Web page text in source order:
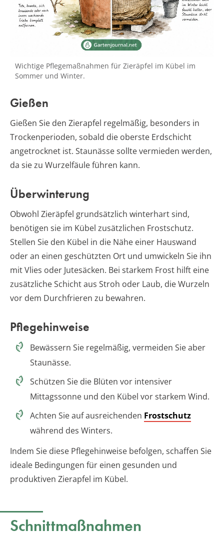
Wichtige Pflegemaßnahmen für Zieräpfel im Kübel im
Sommer und Winter.
Gießen
Gießen Sie den Zierapfel regelmäßig, besonders in
Trockenperioden, sobald die oberste Erdschicht
angetrocknet ist. Staunässe sollte vermieden werden,
da sie zu Wurzelfäule führen kann.
Überwinterung
Obwohl Zieräpfel grundsätzlich winterhart sind,
benötigen sie im Kübel zusätzlichen Frostschutz.
Stellen Sie den Kübel in die Nähe einer Hauswand
oder an einen geschützten Ort und umwickeln Sie ihn
mit Vlies oder Jutesäcken. Bei starkem Frost hilft eine
zusätzliche Schicht aus Stroh oder Laub, die Wurzeln
vor dem Durchfrieren zu bewahren.
Pflegehinweise
Bewässern Sie regelmäßig, vermeiden Sie aber
Staunässe.
Schützen Sie die Blüten vor intensiver
Mittagssonne und den Kübel vor starkem Wind.
Achten Sie auf ausreichenden Frostschutz
während des Winters.
Indem Sie diese Pflegehinweise befolgen, schaffen Sie
ideale Bedingungen für einen gesunden und
produktiven Zierapfel im Kübel.
Schnittmaßnahmen